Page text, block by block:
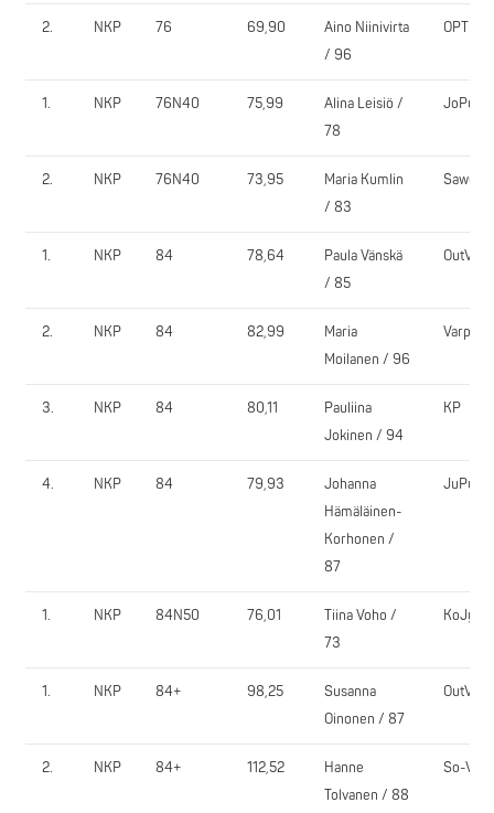
2. NKP 76 69,90
Aino Niinivirta
/ 96
OPT
1. NKP 76N40 75,99
Alina Leisiö /
78
JoPuPo
2. NKP 76N40 73,95
Maria Kumlin
/ 83
Sawo
1. NKP 84 78,64
Paula Vänskä
/ 85
OutVe
2. NKP 84 82,99
Maria
Moilanen / 96
VarpVi
3. NKP 84 80,11
Pauliina
Jokinen / 94
KP
4. NKP 84 79,93
Johanna
Hämäläinen-
Korhonen /
87
JuPu
1. NKP 84N50 76,01
Tiina Voho /
73
KoJy
1. NKP 84+ 98,25
Susanna
Oinonen / 87
OutVe
2. NKP 84+ 112,52
Hanne
Tolvanen / 88
So-Vi